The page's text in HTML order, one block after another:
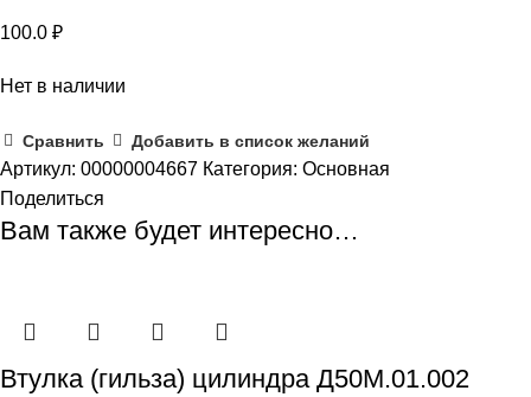
100.0 ₽
Нет в наличии
Сравнить Добавить в список желаний
Артикул: 00000004667 Категория: Основная
Поделиться
Вам также будет интересно…
Втулка (гильза) цилиндра Д50М.01.002